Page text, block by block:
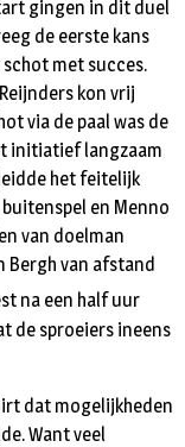
gingen in dit duel
de eerste kans
schot met succes.
kon vrij
via de paal was de
initiatief langzaam
het feitelijk
en Menno
van doelman
Bergh van afstand
na een half uur
de sproeiers ineens
dat mogelijkheden
Want veel